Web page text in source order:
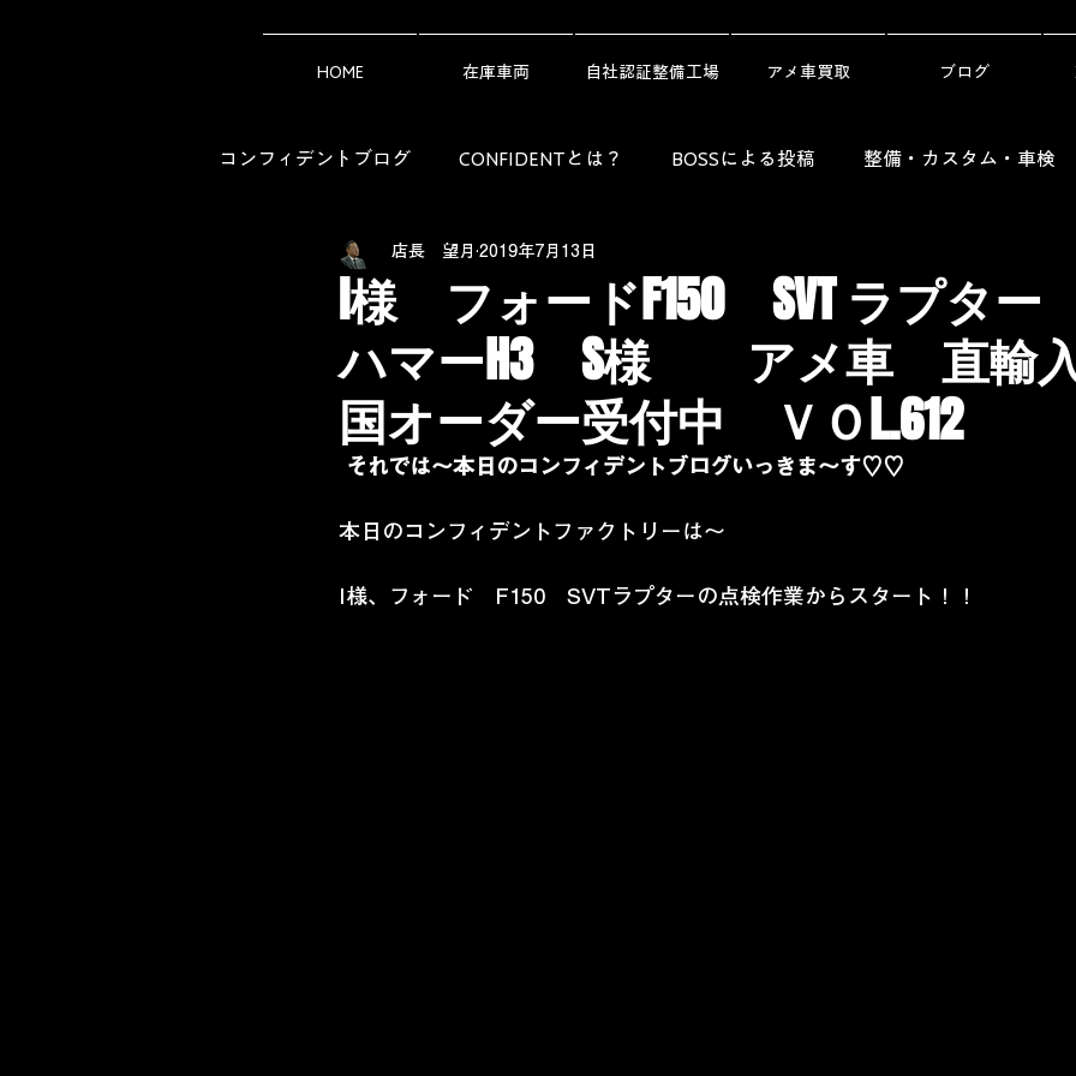
HOME 在庫車両 自社認証整備工場 アメ車買取 ブログ
コンフィデントブログ CONFIDENTとは？ BOSSによる投稿 整備・カスタム・車検
アメ車ライフの知恵袋（Owner's Guide）
I様 フォードF150 SVT ラプタ
ハマーH3 S様 アメ車 直輸
国オーダー受付中 ＶＯL.612
店長 望月 2019年7月13日
それでは～本日のコンフィデントブログいっきま～す♡♡
本日のコンフィデントファクトリーは～
I様、フォード　F150　SVTラプターの点検作業からスタート！！